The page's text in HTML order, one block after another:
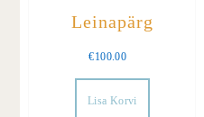
Leinapärg
€100.00
Lisa Korvi